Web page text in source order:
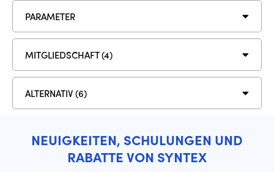
PARAMETER
MITGLIEDSCHAFT (4)
ALTERNATIV (6)
NEUIGKEITEN, SCHULUNGEN UND
RABATTE VON SYNTEX